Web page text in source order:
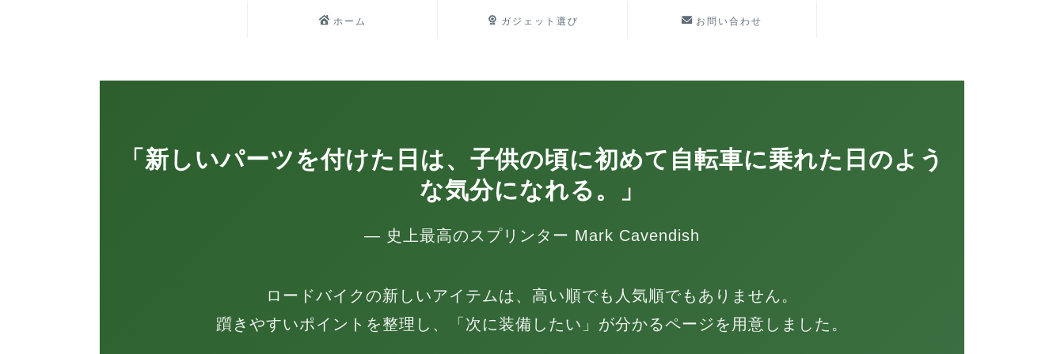
ホーム ガジェット選び お問い合わせ
「新しいパーツを付けた日は、子供の頃に初めて自転車に乗れた日のよう
な気分になれる。」
— 史上最高のスプリンター Mark Cavendish
ロードバイクの新しいアイテムは、高い順でも人気順でもありません。
躓きやすいポイントを整理し、「次に装備したい」が分かるページを用意しました。